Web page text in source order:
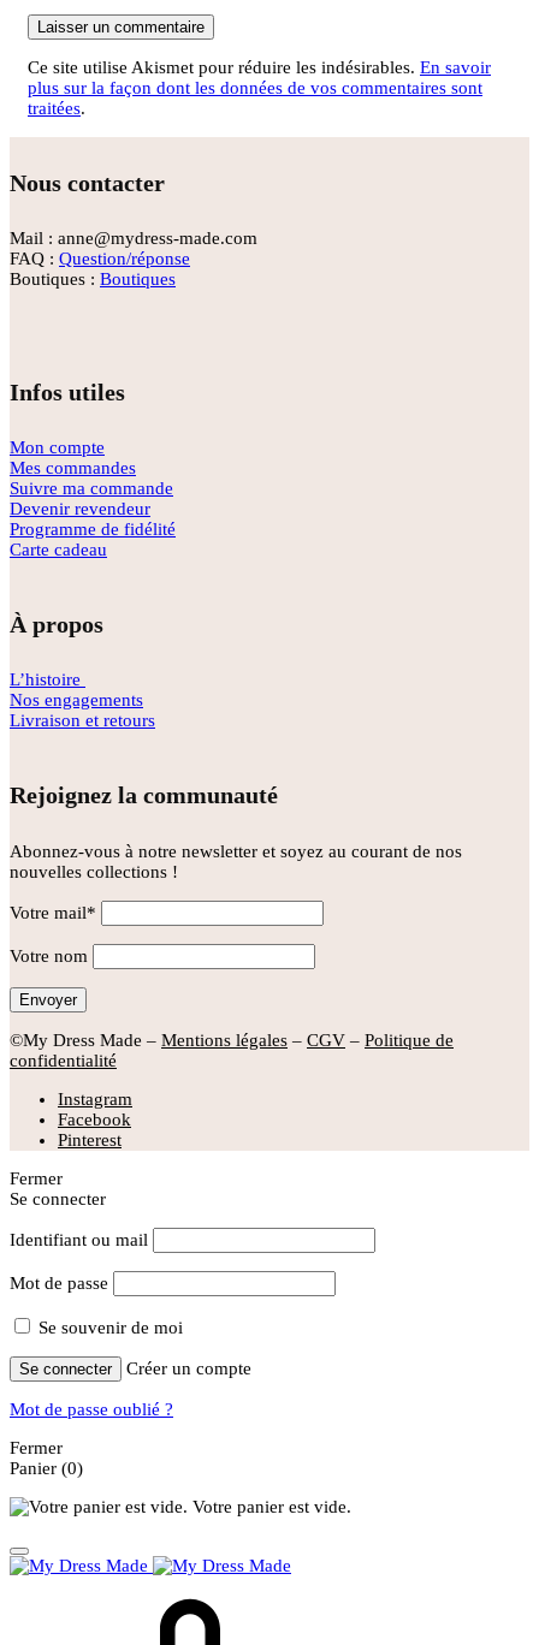
Ce site utilise Akismet pour réduire les indésirables. En savoir
plus sur la façon dont les données de vos commentaires sont
traitées.
Nous contacter
Mail : anne@mydress-made.com
FAQ : Question/réponse
Boutiques : Boutiques
Infos utiles
Mon compte
Mes commandes
Suivre ma commande
Devenir revendeur
Programme de fidélité
Carte cadeau
À propos
L’histoire
Nos engagements
Livraison et retours
Rejoignez la communauté
Abonnez-vous à notre newsletter et soyez au courant de nos
nouvelles collections !
Votre mail*
Votre nom
©My Dress Made – Mentions légales – CGV – Politique de
confidentialité
Instagram
Facebook
Pinterest
Fermer
Se connecter
Identifiant ou mail
Mot de passe
Se souvenir de moi
Se connecter Créer un compte
Mot de passe oublié ?
Fermer
Panier (0)
Votre panier est vide.